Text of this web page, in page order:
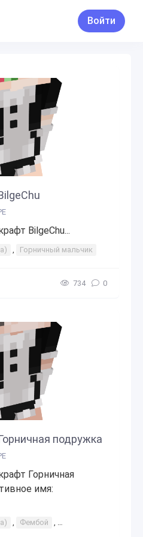
Войти
BilgeChu...
, Горничный мальчик
734 0
подружка
Горничная
имя:
, Фембой , Мальчик-кошка